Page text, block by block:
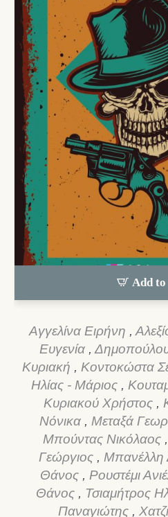
Add
Αγγελίνα Ειρήνη ,
Ευγενία ,
Κυριακή , Κοντοκώστα
Ηλίας - Μάριος ,
Κυριακού Χρήστος ,
Νόνικα , Μεταξά
Μπούντας Νικόλαος ,
Γεώργιος , Μπανέλλη
Θάνος , Ρουστέμι
Θάνος , Τσιαμήτρος
Παναγιώτης ,